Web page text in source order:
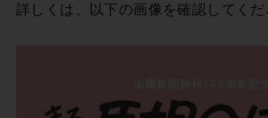
詳しくは、以下の画像を確認してくだ